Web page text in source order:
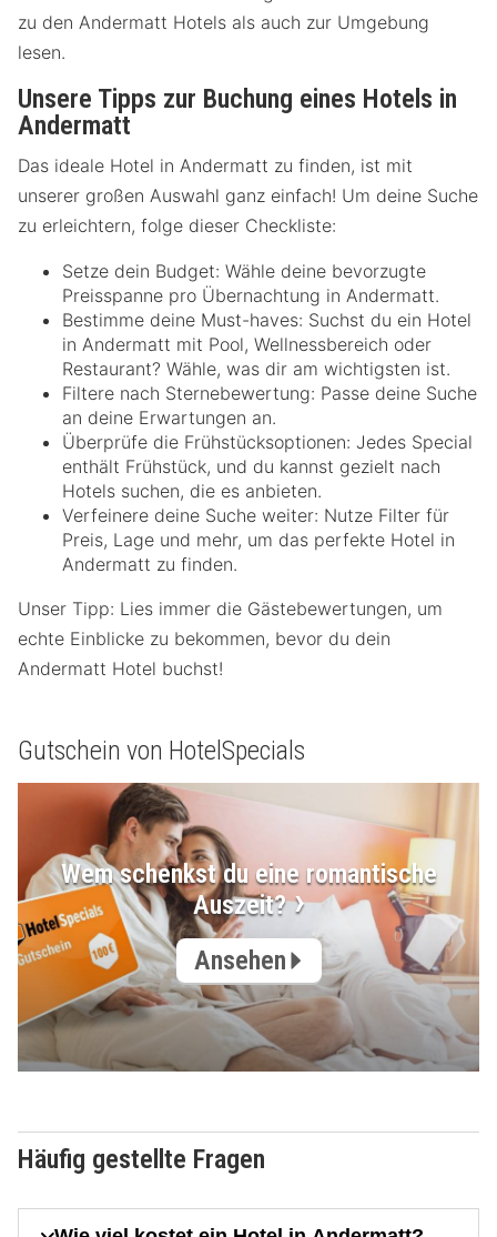
zu den Andermatt Hotels als auch zur Umgebung
lesen.
Unsere Tipps zur Buchung eines Hotels in
Andermatt
Das ideale Hotel in Andermatt zu finden, ist mit
unserer großen Auswahl ganz einfach! Um deine Suche
zu erleichtern, folge dieser Checkliste:
Setze dein Budget: Wähle deine bevorzugte
Preisspanne pro Übernachtung in Andermatt.
Bestimme deine Must-haves: Suchst du ein Hotel
in Andermatt mit Pool, Wellnessbereich oder
Restaurant? Wähle, was dir am wichtigsten ist.
Filtere nach Sternebewertung: Passe deine Suche
an deine Erwartungen an.
Überprüfe die Frühstücksoptionen: Jedes Special
enthält Frühstück, und du kannst gezielt nach
Hotels suchen, die es anbieten.
Verfeinere deine Suche weiter: Nutze Filter für
Preis, Lage und mehr, um das perfekte Hotel in
Andermatt zu finden.
Unser Tipp: Lies immer die Gästebewertungen, um
echte Einblicke zu bekommen, bevor du dein
Andermatt Hotel buchst!
Gutschein von HotelSpecials
Wem schenkst du eine romantische
Auszeit?
Ansehen
Häufig gestellte Fragen